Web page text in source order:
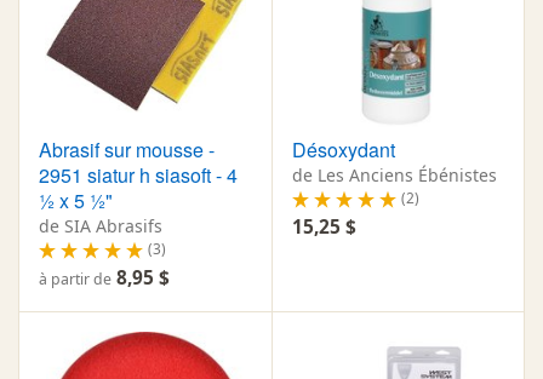
Abrasif sur mousse -
2951 siatur h siasoft - 4
½ x 5 ½"
de SIA Abrasifs
(3)
à partir de 8,95 $
Désoxydant
de Les Anciens Ébénistes
(2)
15,25 $